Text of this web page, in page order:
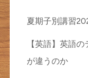
夏期子別講習
【英語】英語
が違うのか